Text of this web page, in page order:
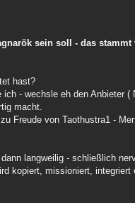
sein soll - das
hast?
- wechsle eh den
macht.
Freude von Taothustra1 -
langweilig - schließlich
kopiert, missioniert,